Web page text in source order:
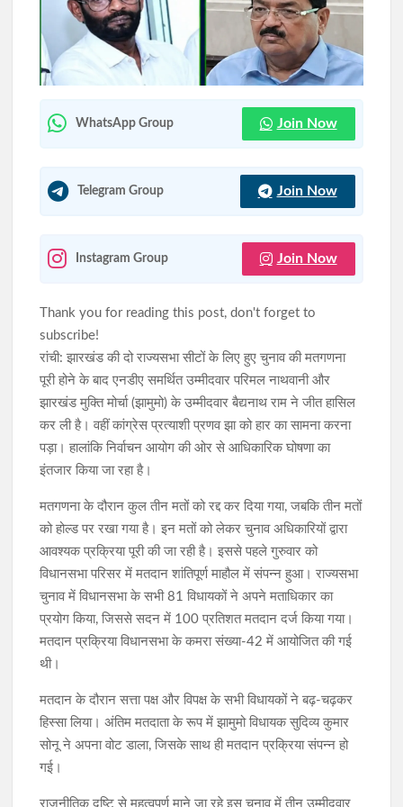
जेपीएससी-जेएसएससी(JPSC) परीक्षा विवाद: विधानसभा घेराव के दौरान
हंगामा, छात्र नेता नेहा बोरा पर फेंकी गई स्याही
JPSC-JSSC आंदोलन: सरकार से वार्ता के लिए 10 सदस्यीय छात्र
प्रतिनिधिमंडल की अंतिम सूची जारी
WhatsApp Group Join Now
Telegram Group Join Now
Instagram Group Join Now
Thank you for reading this post, don't forget to
subscribe!
रांची: झारखंड की दो राज्यसभा सीटों के लिए हुए चुनाव की मतगणना
पूरी होने के बाद एनडीए समर्थित उम्मीदवार परिमल नाथवानी और
झारखंड मुक्ति मोर्चा (झामुमो) के उम्मीदवार बैद्यनाथ राम ने जीत हासिल
कर ली है। वहीं कांग्रेस प्रत्याशी प्रणव झा को हार का सामना करना
पड़ा। हालांकि निर्वाचन आयोग की ओर से आधिकारिक घोषणा का
इंतजार किया जा रहा है।
मतगणना के दौरान कुल तीन मतों को रद्द कर दिया गया, जबकि तीन मतों
को होल्ड पर रखा गया है। इन मतों को लेकर चुनाव अधिकारियों द्वारा
आवश्यक प्रक्रिया पूरी की जा रही है। इससे पहले गुरुवार को
विधानसभा परिसर में मतदान शांतिपूर्ण माहौल में संपन्न हुआ। राज्यसभा
चुनाव में विधानसभा के सभी 81 विधायकों ने अपने मताधिकार का
प्रयोग किया, जिससे सदन में 100 प्रतिशत मतदान दर्ज किया गया।
मतदान प्रक्रिया विधानसभा के कमरा संख्या-42 में आयोजित की गई
थी।
मतदान के दौरान सत्ता पक्ष और विपक्ष के सभी विधायकों ने बढ़-चढ़कर
हिस्सा लिया। अंतिम मतदाता के रूप में झामुमो विधायक सुदिव्य कुमार
सोनू ने अपना वोट डाला, जिसके साथ ही मतदान प्रक्रिया संपन्न हो
गई।
राजनीतिक दृष्टि से महत्वपूर्ण माने जा रहे इस चुनाव में तीन उम्मीदवार